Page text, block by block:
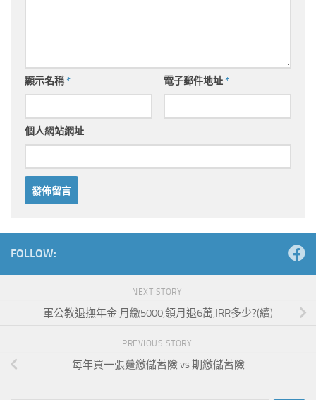
顯示名稱* 電子郵件地址*
個人網站網址
FOLLOW:
NEXT STORY
軍公教退撫年金:月繳5000,領月退6萬,IRR多少?(續)
PREVIOUS STORY
每年買一張躉繳儲蓄險 vs 期繳儲蓄險